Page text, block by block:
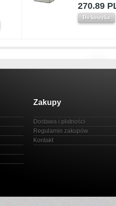
270.89
Do koszyka
Zakupy
Dostawa i płatności
Regulamin zakupów
Kontakt